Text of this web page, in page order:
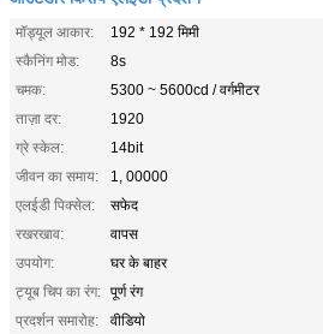
मॉड्यूल आकार:
192 * 192 मिमी
स्कैनिंग मोड:
8s
चमक:
5300 ~ 5600cd / वर्गमीटर
ताज़ा दर:
1920
ग्रे स्केल:
14bit
जीवन का समाय:
1, 00000
एलईडी पिक्सेल:
सफेद
रखरखाव:
वापस
उपयोग:
घर के बाहर
ट्यूब चिप का रंग: पूर्ण रंग
प्रदर्शन समारोह:
वीडियो